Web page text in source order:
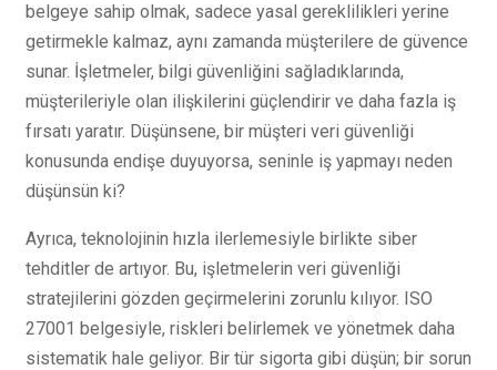
belgeye sahip olmak, sadece yasal gereklilikleri yerine
getirmekle kalmaz, aynı zamanda müşterilere de güvence
sunar. İşletmeler, bilgi güvenliğini sağladıklarında,
müşterileriyle olan ilişkilerini güçlendirir ve daha fazla iş
fırsatı yaratır. Düşünsene, bir müşteri veri güvenliği
konusunda endişe duyuyorsa, seninle iş yapmayı neden
düşünsün ki?
Ayrıca, teknolojinin hızla ilerlemesiyle birlikte siber
tehditler de artıyor. Bu, işletmelerin veri güvenliği
stratejilerini gözden geçirmelerini zorunlu kılıyor. ISO
27001 belgesiyle, riskleri belirlemek ve yönetmek daha
sistematik hale geliyor. Bir tür sigorta gibi düşün; bir sorun